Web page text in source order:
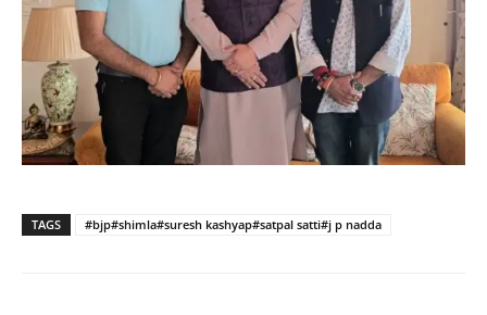
TAGS #bjp#shimla#suresh kashyap#satpal satti#j p nadda